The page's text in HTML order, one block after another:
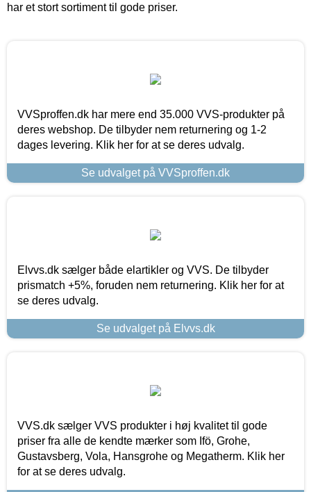
har et stort sortiment til gode priser.
VVSproffen.dk har mere end 35.000 VVS-produkter på
deres webshop. De tilbyder nem returnering og 1-2
dages levering. Klik her for at se deres udvalg.
Se udvalget på VVSproffen.dk
Elvvs.dk sælger både elartikler og VVS. De tilbyder
prismatch +5%, foruden nem returnering. Klik her for at
se deres udvalg.
Se udvalget på Elvvs.dk
VVS.dk sælger VVS produkter i høj kvalitet til gode
priser fra alle de kendte mærker som Ifö, Grohe,
Gustavsberg, Vola, Hansgrohe og Megatherm. Klik her
for at se deres udvalg.